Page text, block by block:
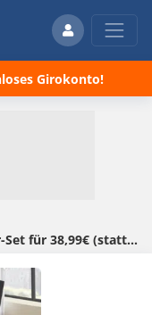
Girokonto!
für 38,99€ (statt 52€)